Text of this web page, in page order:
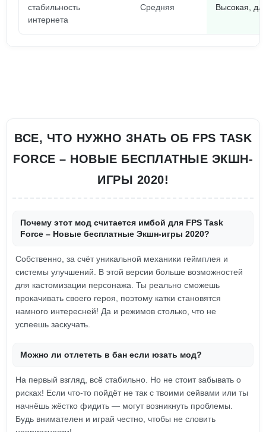
стабильность
интернета
Средняя Высокая,
ВСЕ, ЧТО НУЖНО ЗНАТЬ ОБ FPS TASK
FORCE – НОВЫЕ БЕСПЛАТНЫЕ ЭКШН-
ИГРЫ 2020!
Почему этот мод считается имбой для FPS Task
Force – Новые бесплатные Экшн-игры 2020?
Собственно, за счёт уникальной механики геймплея и
системы улучшений. В этой версии больше возможностей
для кастомизации персонажа. Ты реально сможешь
прокачивать своего героя, поэтому катки становятся
намного интересней! Да и режимов столько, что не
успеешь заскучать.
Можно ли отлететь в бан если юзать мод?
На первый взгляд, всё стабильно. Но не стоит забывать о
рисках! Если что-то пойдёт не так с твоими сейвами или ты
начнёшь жёстко фидить — могут возникнуть проблемы.
Будь внимателен и играй честно, чтобы не словить